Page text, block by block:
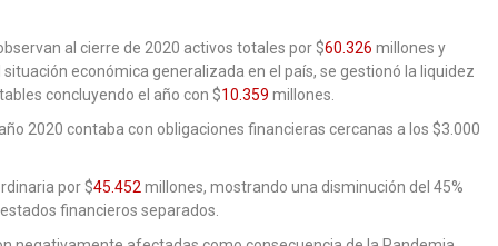
al cierre de 2020 activos totales por $60.326 millones y
económica generalizada en el país, se gestionó la liquidez
concluyendo el año con $10.359 millones.
2020 contaba con obligaciones financieras cercanas a los $3.000
por $45.452 millones, mostrando una disminución del 45%
financieros separados.